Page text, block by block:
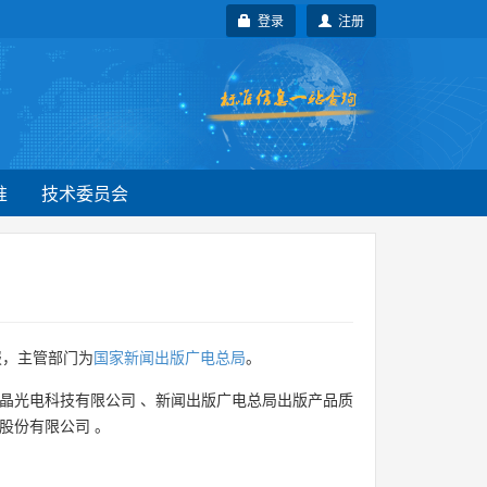
注册
登录
技术委员会
主管部门为国家新闻出版广电总局。
光电科技有限公司 、 新闻出版广电总局出版产品质
份有限公司 。